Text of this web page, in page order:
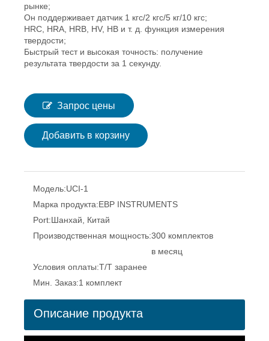
рынке;
Он поддерживает датчик 1 кгс/2 кгс/5 кг/10 кгс;
HRC, HRA, HRB, HV, HB и т. д. функция измерения
твердости;
Быстрый тест и высокая точность: получение
результата твердости за 1 секунду.
Запрос цены
Добавить в корзину
Модель:UCI-1
Марка продукта:EBP INSTRUMENTS
Port:Шанхай, Китай
Производственная мощность:300 комплектов
в месяц
Условия оплаты:Т/Т заранее
Мин. Заказ:1 комплект
Описание продукта